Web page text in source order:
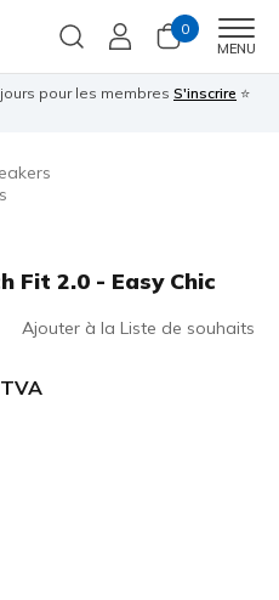
0
MENU
pour les membres S'inscrire ⭐
Fit 2.0 - Easy Chic
Ajouter à la Liste de souhaits